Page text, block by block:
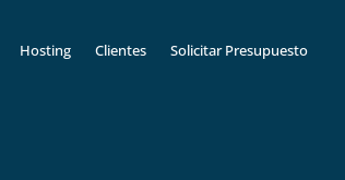
Hosting Clientes Solicitar Presupuesto